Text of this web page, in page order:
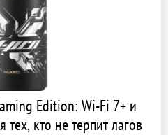
Edition: Wi-Fi 7+ и
кто не терпит лагов